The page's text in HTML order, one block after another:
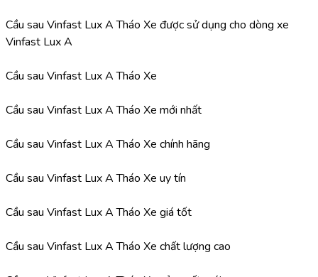
Cầu sau Vinfast Lux A Tháo Xe được sử dụng cho dòng xe
Vinfast Lux A
Cầu sau Vinfast Lux A Tháo Xe
Cầu sau Vinfast Lux A Tháo Xe mới nhất
Cầu sau Vinfast Lux A Tháo Xe chính hãng
Cầu sau Vinfast Lux A Tháo Xe uy tín
Cầu sau Vinfast Lux A Tháo Xe giá tốt
Cầu sau Vinfast Lux A Tháo Xe chất lượng cao